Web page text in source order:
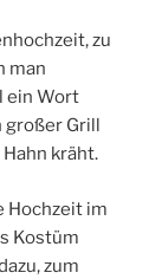
zu
man
ein Wort
großer Grill
kräht.
Hochzeit im
Kostüm
zum